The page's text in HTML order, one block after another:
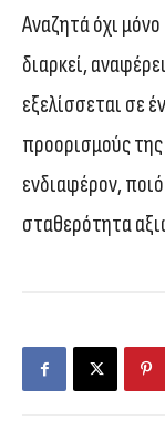
Αναζητά όχι
διαρκεί,
εξελίσσεται σε
προορισμούς
ενδιαφέρον,
σταθερότητα